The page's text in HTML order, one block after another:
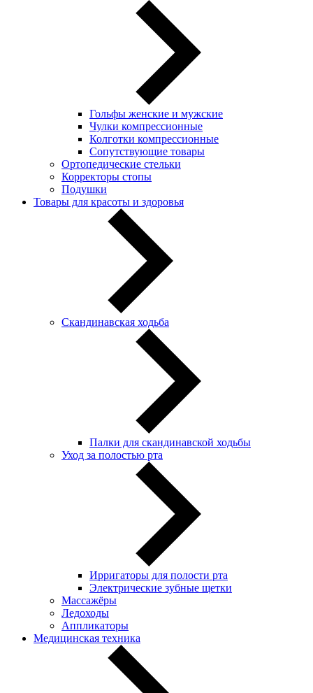
Гольфы женские и мужские
Чулки компрессионные
Колготки компрессионные
Сопутствующие товары
Ортопедические стельки
Корректоры стопы
Подушки
Товары для красоты и здоровья
Скандинавская ходьба
Палки для скандинавской ходьбы
Уход за полостью рта
Ирригаторы для полости рта
Электрические зубные щетки
Массажёры
Ледоходы
Аппликаторы
Медицинская техника